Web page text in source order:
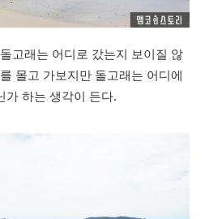
고래는 어디로 갔는지 보이질 않
몰고 가보지만 돌고래는 어디에
가 하는 생각이 든다.